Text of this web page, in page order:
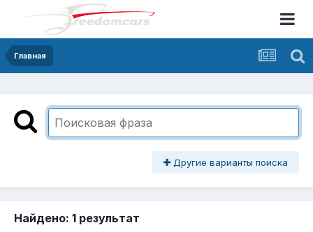
Главная
Другие варианты поиска
Найдено: 1 результат